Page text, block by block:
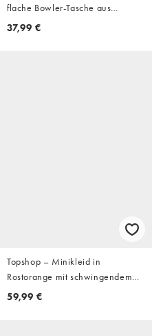
flache Bowler-Tasche aus
Wildlederimitat in Taupe
37,99 €
Topshop – Minikleid in
Rostorange mit schwingendem
Saum und Biesen
59,99 €